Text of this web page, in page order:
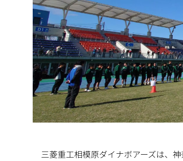
三菱重工相模原ダイナボアーズは、